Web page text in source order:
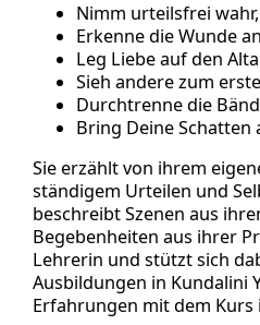
Nimm urteilsfrei
Erkenne die Wunde an
Leg Liebe auf den
Sieh andere zum
Durchtrenne die
Bring Deine Schatten
Sie erzählt von ihrem
ständigem Urteilen und
beschreibt Szenen aus
Begebenheiten aus ihrer
Lehrerin und stützt sich
Ausbildungen in Kundalini
Erfahrungen mit dem Kurs